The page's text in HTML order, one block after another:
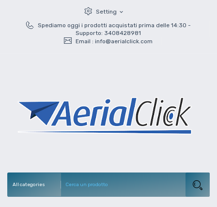
Setting expand_more
Spediamo oggi i prodotti acquistati prima delle 14:30 -
Supporto: 3408428981
Email : info@aerialclick.com